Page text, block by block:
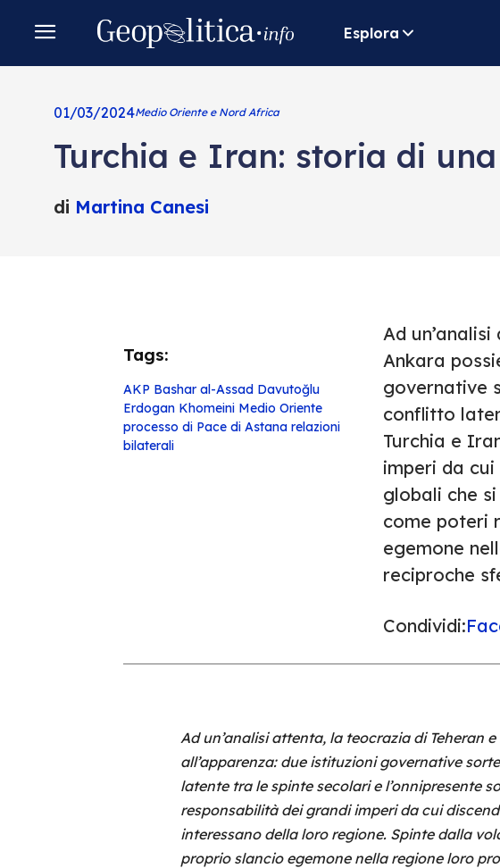
Esplora
01/03/2024Medio Oriente e Nord Africa
Turchia e Iran: storia di
di Martina Canesi
Tags:
AKP Bashar al-Assad Davutoğlu
Erdogan Khomeini Medio Oriente
processo di Pace di Astana relazioni
bilaterali
Ad
Ankara
governative
conflitto
Turchia e
imperi da
globali che
come poteri
egemone
reciproche
Condividi:
Ad un’analisi attenta, la teocrazia di
all’apparenza: due istituzioni governative
latente tra le spinte secolari e l’onnipresente
responsabilità dei grandi imperi da cui
interessano della loro regione. Spinte dalla
proprio slancio egemone nella regione loro